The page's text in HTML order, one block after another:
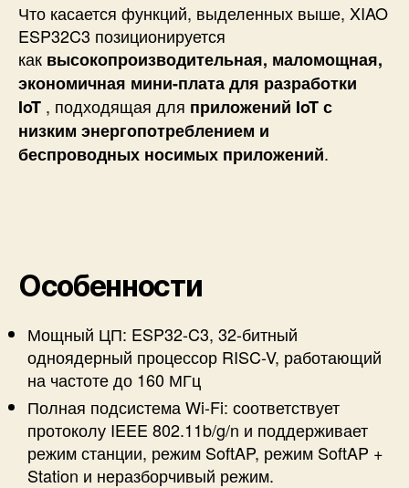
Что касается функций, выделенных выше, XIAO
ESP32C3 позиционируется
как высокопроизводительная, маломощная,
экономичная мини-плата для разработки
IoT , подходящая для приложений IoT с
низким энергопотреблением и
беспроводных носимых приложений.
Особенности
Мощный ЦП: ESP32-C3, 32-битный
одноядерный процессор RISC-V, работающий
на частоте до 160 МГц
Полная подсистема Wi-Fi: соответствует
протоколу IEEE 802.11b/g/n и поддерживает
режим станции, режим SoftAP, режим SoftAP +
Station и неразборчивый режим.